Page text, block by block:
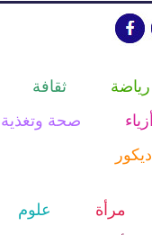
رياضة
ثقافة
أزياء
صحة وتغذية
ديكور
مرأة علوم